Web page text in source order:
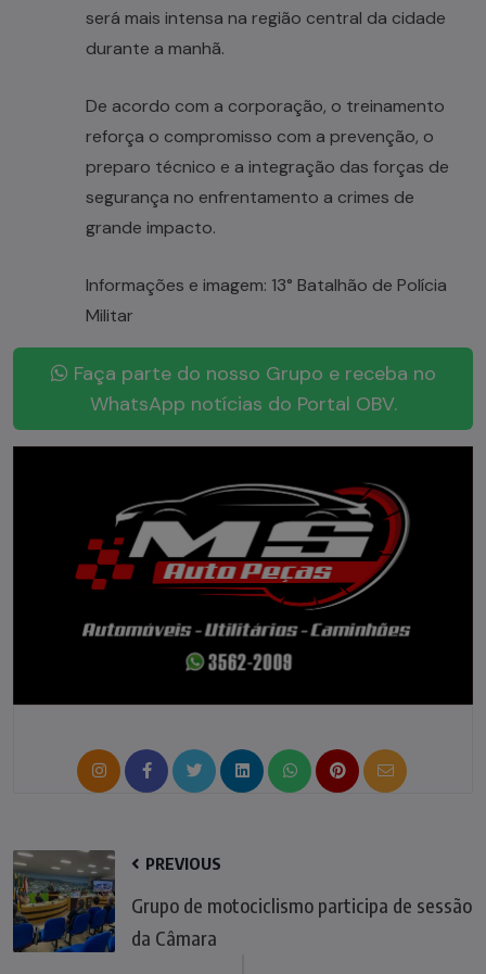
será mais intensa na região central da cidade
durante a manhã.
De acordo com a corporação, o treinamento
reforça o compromisso com a prevenção, o
preparo técnico e a integração das forças de
segurança no enfrentamento a crimes de
grande impacto.
Informações e imagem: 13° Batalhão de Polícia
Militar
Faça parte do nosso Grupo e receba no
WhatsApp notícias do Portal OBV.
PREVIOUS
Grupo de motociclismo participa de sessão
da Câmara